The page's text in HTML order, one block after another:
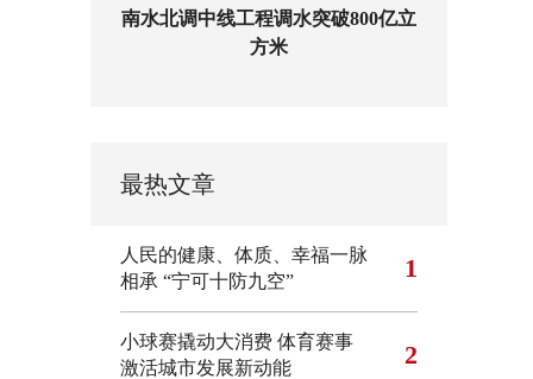
南水北调中线工程调水突破800亿立
方米
最热文章
人民的健康、体质、幸福一脉
相承 “宁可十防九空” 1
小球赛撬动大消费 体育赛事
激活城市发展新动能
2